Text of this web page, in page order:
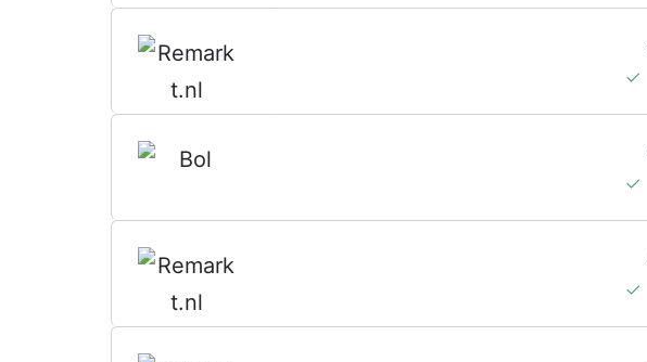
14
–
16GB
–
480GB
–